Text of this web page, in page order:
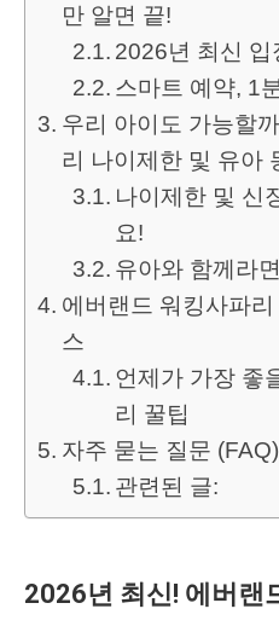
만 알면 끝!
2026년 최신 입
스마트 예약, 1
우리 아이도 가능할
리 나이제한 및 유아
나이제한 및 신
요!
유아와 함께라
에버랜드 워킹사파
스
언제가 가장 좋
리 꿀팁
자주 묻는 질문 (FAQ)
관련된 글:
2026년 최신! 에버랜